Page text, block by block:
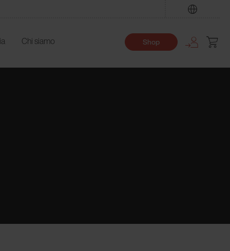
Chi siamo Shop